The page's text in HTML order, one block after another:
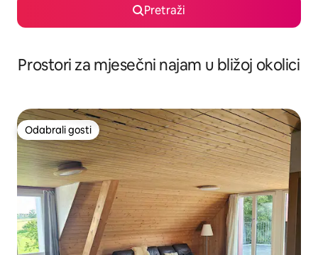
Pretraži
Prostori za mjesečni najam u bližoj okolici
Odabrali gosti
Odabrali gosti